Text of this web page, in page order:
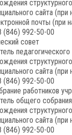
сайта (при
почты (при
(846) 992-50-00
совет
сайта (при
(846) 992-50-00
работников
общего
сайта (при
(846) 992-50-00